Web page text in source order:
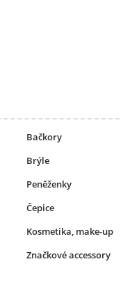
Bačkory
Brýle
Peněženky
Čepice
Kosmetika, make-up
Značkové accessory